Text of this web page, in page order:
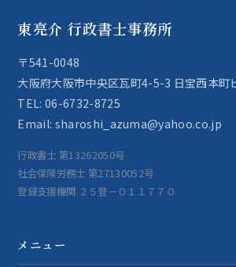
東亮介 行政書士事務所
〒541-0048
大阪府大阪市中央区瓦町4-5-3 日宝西本町
TEL: 06-6732-8725
Email: sharoshi_azuma@yahoo.co.jp
行政書士 第13262050号
社会保険労務士 第27130052号
登録支援機関 ２５登－０１１７７０
メニュー